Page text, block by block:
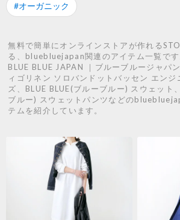
#オーガニック
無料で簡単にオンラインストアが作れる
る、bluebluejapan関連のアイテム一覧です
BLUE BLUE JAPAN ｜ブルーブルージャパ
ィゴリネン ソロバンドットバッセン エンジ
ズ、BLUE BLUE(ブルーブルー) スウェット
ブルー) スウェットパンツなどの
テムを紹介しています。